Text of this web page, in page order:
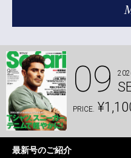
09
PRICE.
最新号のご紹介